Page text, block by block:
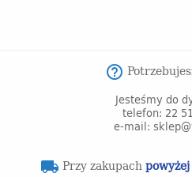
help_outline
Jesteśmy do
telefon: 22
e-mail:
local_shipping Przy zakupachpowyżej